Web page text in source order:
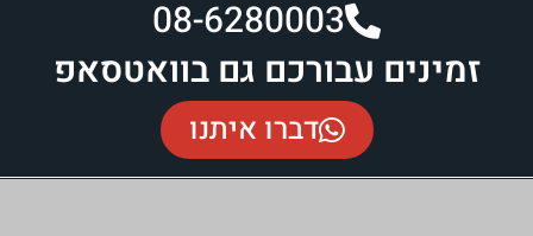
08-6280003​
גם בוואטסאפ
דברו איתנו